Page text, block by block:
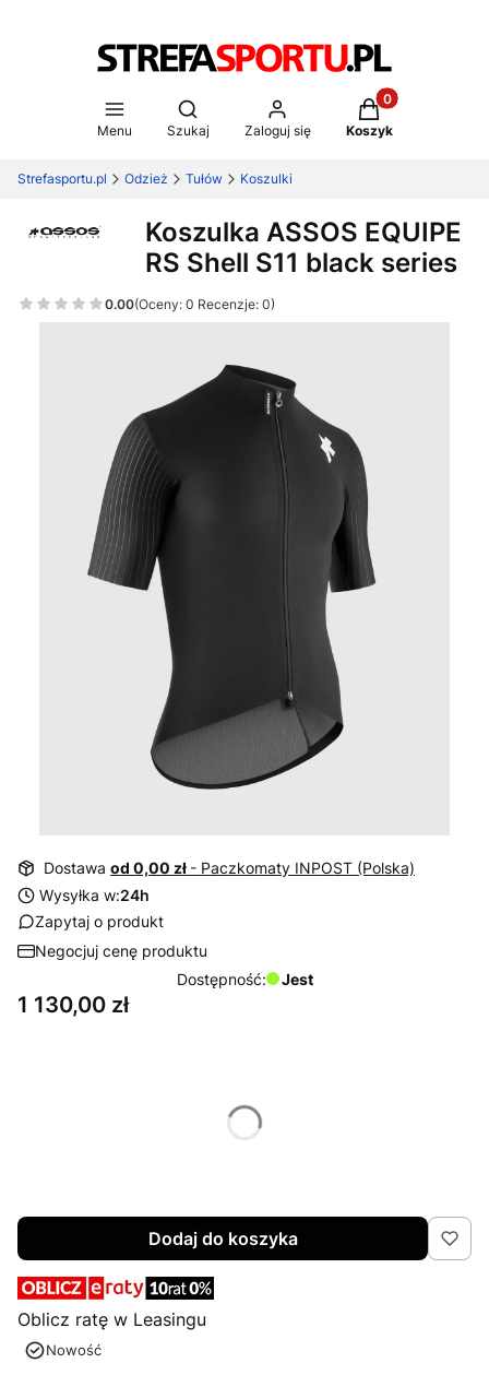
Menu
Otwórz wyszukiwarkę
Szukaj Zaloguj się
Produkty w
Koszyk
Strefasportu.pl Odzież Tułów Koszulki
Koszulka ASSOS EQUIPE
RS Shell S11 black series
0.00(Oceny: 0 Recenzje: 0)
Dostawa od 0,00 zł - Paczkomaty INPOST (Polska)
Wysyłka w:24h
Zapytaj o produkt
Negocjuj cenę produktu
Dostępność:
Jest
Cena
1 130,00 zł
Dodaj do koszyka
Oblicz ratę w Leasingu
Nowość